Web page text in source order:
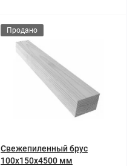
Продано
Свежепиленный брус
100x150x4500 мм